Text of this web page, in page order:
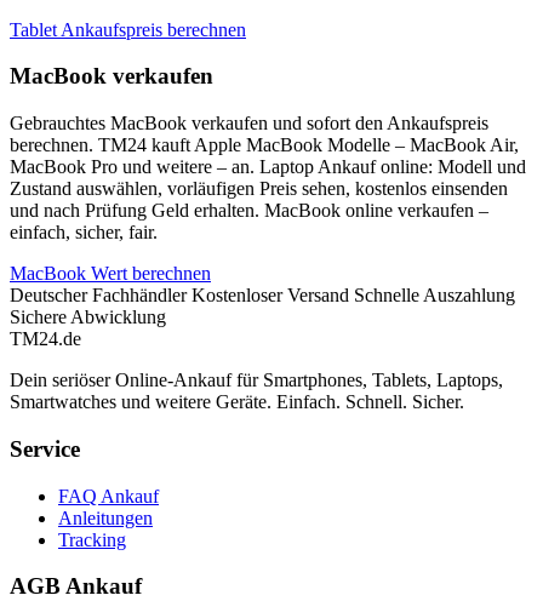
Tablet Ankaufspreis berechnen
MacBook verkaufen
Gebrauchtes MacBook verkaufen und sofort den Ankaufspreis
berechnen. TM24 kauft Apple MacBook Modelle – MacBook Air,
MacBook Pro und weitere – an. Laptop Ankauf online: Modell und
Zustand auswählen, vorläufigen Preis sehen, kostenlos einsenden
und nach Prüfung Geld erhalten. MacBook online verkaufen –
einfach, sicher, fair.
MacBook Wert berechnen
Deutscher Fachhändler Kostenloser Versand Schnelle Auszahlung
Sichere Abwicklung
TM24.de
Dein seriöser Online-Ankauf für Smartphones, Tablets, Laptops,
Smartwatches und weitere Geräte. Einfach. Schnell. Sicher.
Service
FAQ Ankauf
Anleitungen
Tracking
AGB Ankauf